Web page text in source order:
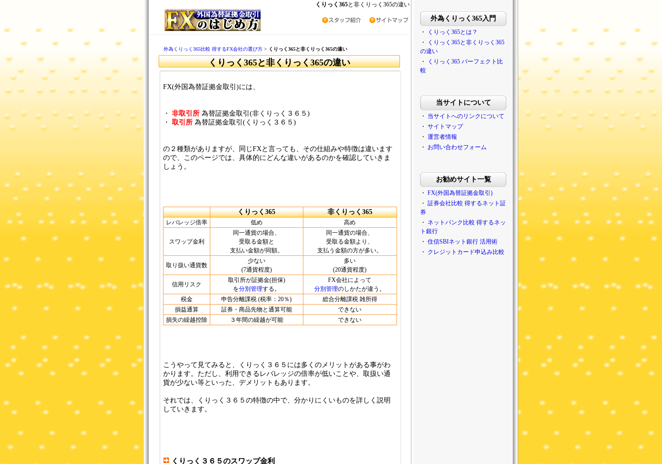
くりっく365と非くりっく365の違い
外為くりっく365比較 得するFX会社の選び方 > くりっく365と非くりっく365の違い
くりっく365と非くりっく365の違い
FX(外国為替証拠金取引)には、
・ 非取引所為替証拠金取引(非くりっく３６５)
・ 取引所為替証拠金取引(くりっく３６５)
の２種類がありますが、同じFXと言っても、その仕組みや特徴は違います
ので、このページでは、具体的にどんな違いがあるのかを確認していきま
しょう。
くりっく365 非くりっく365
レバレッジ倍率 低め 高め
スワップ金利
同一通貨の場合、
受取る金額と
支払い金額が同額。
同一通貨の場合、
受取る金額より、
支払う金額の方が多い。
取り扱い通貨数
少ない
(7通貨程度)
多い
(20通貨程度)
信用リスク
取引所が証拠金(担保)
を分別管理する。
FX会社によって
分別管理のしかたが違う。
税金
申告分離課税 (税率：20％)
総合分離課税 雑所得
損益通算
証券・商品先物と通算可能
できない
損失の繰越控除
３年間の繰越が可能 できない
こうやって見てみると、くりっく３６５には多くのメリットがある事がわ
かります。ただし、利用できるレバレッジの倍率が低いことや、取扱い通
貨が少ない等といった、デメリットもあります。
それでは、くりっく３６５の特徴の中で、分かりにくいものを詳しく説明
していきます。
くりっく３６５のスワップ金利
外為くりっく365入門
・
くりっく365とは？
・
くりっく365と非くりっく365
の違い
・
くりっく365 パーフェクト比
較
当サイトについて
・ 当サイトへのリンクについて
・ サイトマップ
・ 運営者情報
・ お問い合わせフォーム
お勧めサイト一覧
・ FX(外国為替証拠金取引)
・ 証券会社比較 得するネット証
券
・ ネットバンク比較 得するネッ
ト銀行
・ 住信SBIネット銀行 活用術
・ クレジットカード申込み比較